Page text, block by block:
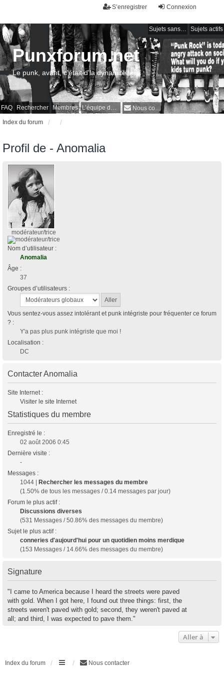
Connexion
S’enregistrer
Sujets sans réponse Sujets actifs
FAQ Rechercher Membres L’équipe du forum Nous contacter
Punxforum.net
Le punk, avant, c'était d'la dynamite !
Index du forum
Profil de - Anomalia
modérateur/trice
Nom d’utilisateur :
Anomalia
Âge :
37
Groupes d’utilisateurs :
Vous sentez-vous assez intolérant et punk intégriste pour fréquenter ce forum
? :
Y'a pas plus punk intégriste que moi !
Localisation :
DC
Contacter Anomalia
Site Internet :
Visiter le site Internet
Statistiques du membre
Enregistré le :
02 août 2006 0:45
Dernière visite :
-
Messages :
1044 |
Rechercher les messages du membre
(1.50% de tous les messages / 0.14 messages par jour)
Forum le plus actif :
Discussions diverses
(531 Messages / 50.86% des messages du membre)
Sujet le plus actif :
conneries d'aujourd'hui pour un quotidien moins merdique
(153 Messages / 14.66% des messages du membre)
Signature
"I came to America because I heard the streets were paved
with gold. When I got here, I found out three things: first, the
streets weren't paved with gold; second, they weren't paved at
all; and third, I was expected to pave them."
Aller à
Index du forum Nous contacter